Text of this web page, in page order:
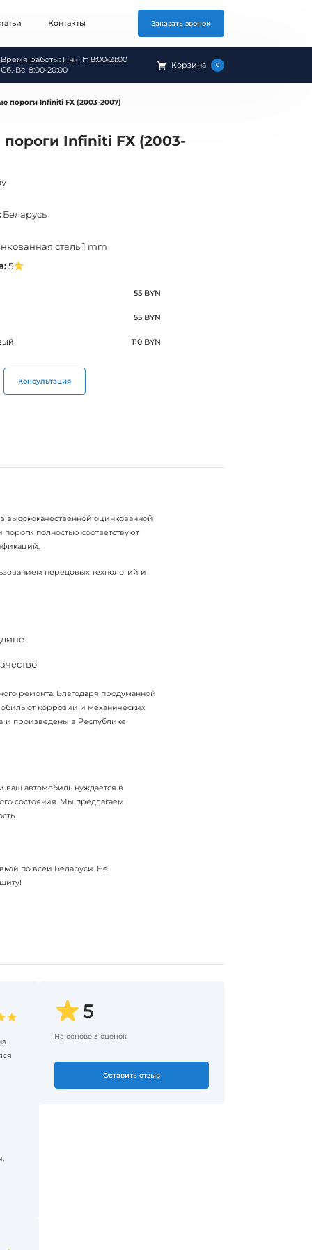
Контакты Заказать звонок
Время работы: Пн.-Пт. 8:00-21:00
Сб.-Вс. 8:00-20:00
Корзина 0
пороги Infiniti FX (2003-2007)
пороги Infiniti FX (2003-
Беларусь
сталь 1 mm
5
55 BYN
55 BYN
110 BYN
Консультация
высококачественной оцинкованной
полностью соответствуют
передовых технологий и
ремонта. Благодаря продуманной
от коррозии и механических
и произведены в Республике
ваш автомобиль нуждается в
состояния. Мы предлагаем
по всей Беларуси. Не
5
На основе3 оценок
Оставить отзыв